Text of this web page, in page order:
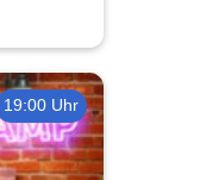
19:00 Uhr